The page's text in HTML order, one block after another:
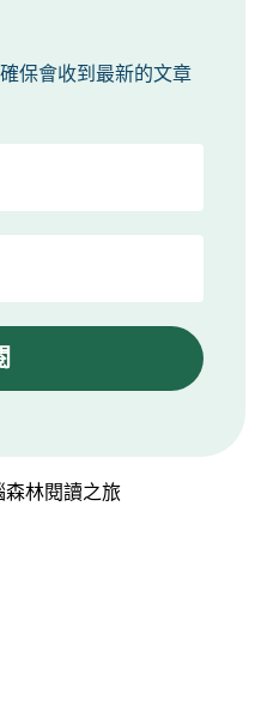
保會收到最新的文章
森林閱讀之旅